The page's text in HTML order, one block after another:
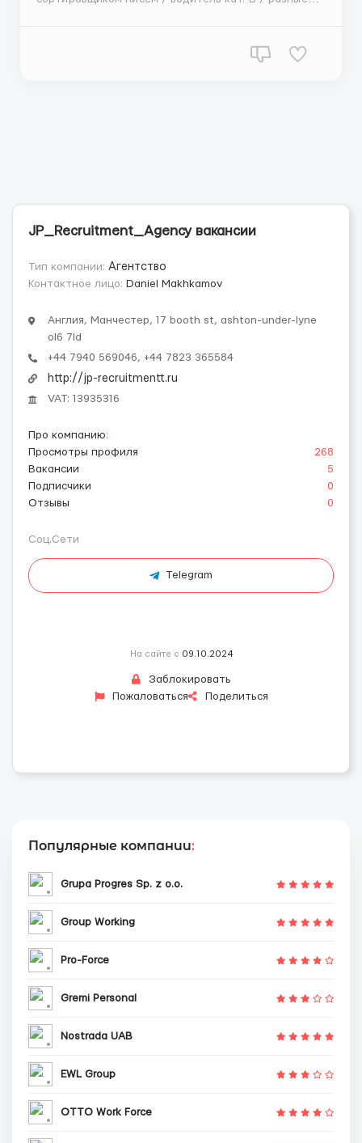
не облагаемый налогом. + 332 € отпускных в июле,
JP_Recruitment_Agency вакансии
Тип компании: Агентство
Контактное лицо: Daniel Makhkamov
Англия, Манчестер, 17 booth st, ashton-under-lyne
ol6 7ld
+44 7940 569046, +44 7823 365584
http://jp-recruitmentt.ru
VAT: 13935316
Про компанию:
Просмотры профиля
268
Вакансии
5
Подписчики
0
Отзывы
0
Соц.Сети
Telegram
На сайте с 09.10.2024
Заблокировать
Пожаловаться
Поделиться
Популярные компании:
Grupa Progres Sp. z o.o.
Group Working
Pro-Force
Gremi Personal
Nostrada UAB
EWL Group
OTTO Work Force